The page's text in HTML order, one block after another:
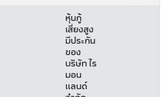
หุ้นกู้
เสี่ยงสูง
มีประกัน
ของ
บริษัท ไร
มอน
แลนด์